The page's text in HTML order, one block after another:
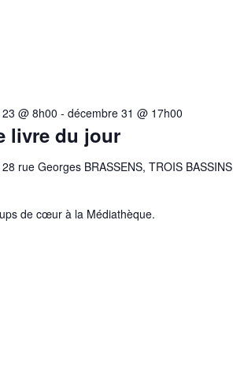
livre du jour
@ 8h00 - décembre 31 @ 17h00
28 rue Georges BRASSENS, TROIS BASSINS
de cœur à la Médiathèque.